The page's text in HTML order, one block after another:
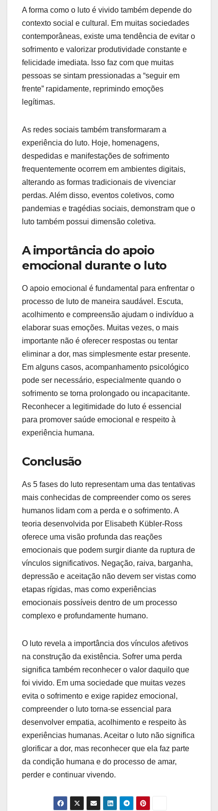
A forma como o luto é vivido também depende do
contexto social e cultural. Em muitas sociedades
contemporâneas, existe uma tendência de evitar o
sofrimento e valorizar produtividade constante e
felicidade imediata. Isso faz com que muitas
pessoas se sintam pressionadas a “seguir em
frente” rapidamente, reprimindo emoções
legítimas.
As redes sociais também transformaram a
experiência do luto. Hoje, homenagens,
despedidas e manifestações de sofrimento
frequentemente ocorrem em ambientes digitais,
alterando as formas tradicionais de vivenciar
perdas. Além disso, eventos coletivos, como
pandemias e tragédias sociais, demonstram que o
luto também possui dimensão coletiva.
A importância do apoio
emocional durante o luto
O apoio emocional é fundamental para enfrentar o
processo de luto de maneira saudável. Escuta,
acolhimento e compreensão ajudam o indivíduo a
elaborar suas emoções. Muitas vezes, o mais
importante não é oferecer respostas ou tentar
eliminar a dor, mas simplesmente estar presente.
Em alguns casos, acompanhamento psicológico
pode ser necessário, especialmente quando o
sofrimento se torna prolongado ou incapacitante.
Reconhecer a legitimidade do luto é essencial
para promover saúde emocional e respeito à
experiência humana.
Conclusão
As 5 fases do luto representam uma das tentativas
mais conhecidas de compreender como os seres
humanos lidam com a perda e o sofrimento. A
teoria desenvolvida por Elisabeth Kübler-Ross
oferece uma visão profunda das reações
emocionais que podem surgir diante da ruptura de
vínculos significativos. Negação, raiva, barganha,
depressão e aceitação não devem ser vistas como
etapas rígidas, mas como experiências
emocionais possíveis dentro de um processo
complexo e profundamente humano.
O luto revela a importância dos vínculos afetivos
na construção da existência. Sofrer uma perda
significa também reconhecer o valor daquilo que
foi vivido. Em uma sociedade que muitas vezes
evita o sofrimento e exige rapidez emocional,
compreender o luto torna-se essencial para
desenvolver empatia, acolhimento e respeito às
experiências humanas. Aceitar o luto não significa
glorificar a dor, mas reconhecer que ela faz parte
da condição humana e do processo de amar,
perder e continuar vivendo.